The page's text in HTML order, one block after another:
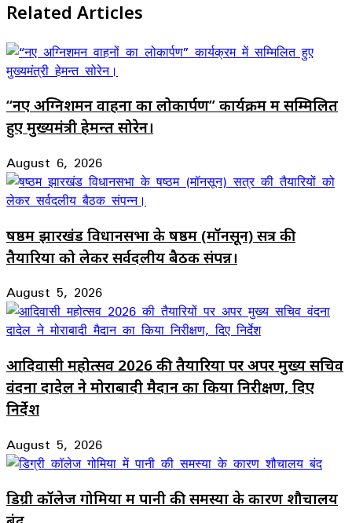
Related Articles
“नए अग्निशमन वाहनों का लोकार्पण” कार्यक्रम में सम्मिलित
हुए मुख्यमंत्री हेमन्त सोरेन।
August 6, 2026
षष्ठम झारखंड विधानसभा के षष्ठम (मॉनसून) सत्र की
तैयारियों को लेकर सर्वदलीय बैठक संपन्न।
August 5, 2026
आदिवासी महोत्सव 2026 की तैयारियों पर अपर मुख्य सचिव
वंदना दादेल ने मोराबादी मैदान का किया निरीक्षण, दिए
निर्देश
August 5, 2026
डिग्री कॉलेज गोमिया में पानी की समस्या के कारण शौचालय